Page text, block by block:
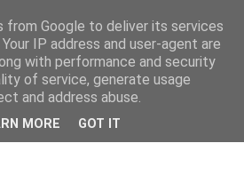
from Google to deliver its services
IP address and user-agent are
with performance and security
of service, generate usage
and address abuse.
MORE GOT IT